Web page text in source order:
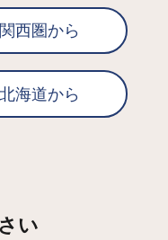
関西圏から
北海道から
い